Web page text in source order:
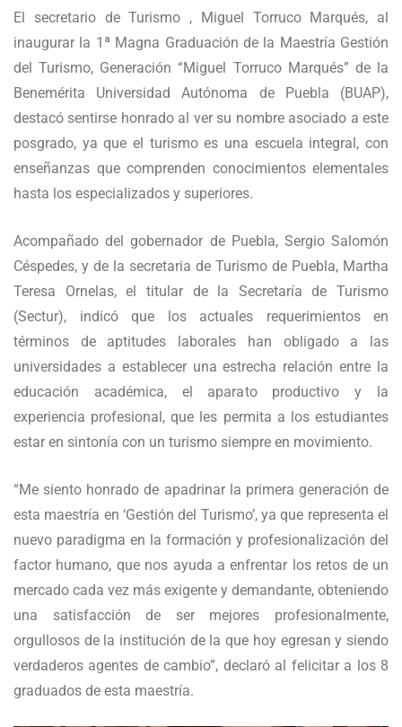
El secretario de Turismo , Miguel Torruco Marqués, al
inaugurar la 1ª Magna Graduación de la Maestría Gestión
del Turismo, Generación “Miguel Torruco Marqués” de la
Benemérita Universidad Autónoma de Puebla (BUAP),
destacó sentirse honrado al ver su nombre asociado a este
posgrado, ya que el turismo es una escuela integral, con
enseñanzas que comprenden conocimientos elementales
hasta los especializados y superiores.
Acompañado del gobernador de Puebla, Sergio Salomón
Céspedes, y de la secretaria de Turismo de Puebla, Martha
Teresa Ornelas, el titular de la Secretaría de Turismo
(Sectur), indicó que los actuales requerimientos en
términos de aptitudes laborales han obligado a las
universidades a establecer una estrecha relación entre la
educación académica, el aparato productivo y la
experiencia profesional, que les permita a los estudiantes
estar en sintonía con un turismo siempre en movimiento.
“Me siento honrado de apadrinar la primera generación de
esta maestría en ‘Gestión del Turismo’, ya que representa el
nuevo paradigma en la formación y profesionalización del
factor humano, que nos ayuda a enfrentar los retos de un
mercado cada vez más exigente y demandante, obteniendo
una satisfacción de ser mejores profesionalmente,
orgullosos de la institución de la que hoy egresan y siendo
verdaderos agentes de cambio”, declaró al felicitar a los 8
graduados de esta maestría.